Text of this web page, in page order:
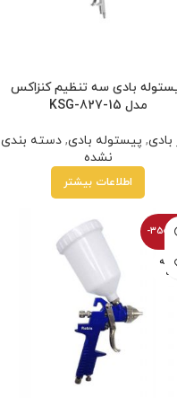
بادی سه تنظیم کنزاکس
مدل KSG-827-15
بادی, پیستوله بادی, دسته بندی
نشده
اطلاعات بیشتر
-